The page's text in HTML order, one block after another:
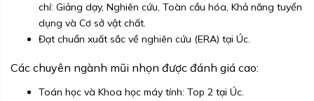
chí: Giảng dạy, Nghiên cứu, Toàn cầu hóa, Khả năng tuyển
dụng và Cơ sở vật chất.
Đạt chuẩn xuất sắc về nghiên cứu (ERA) tại Úc.
Các chuyên ngành mũi nhọn được đánh giá cao:
Toán học và Khoa học máy tính: Top 2 tại Úc.